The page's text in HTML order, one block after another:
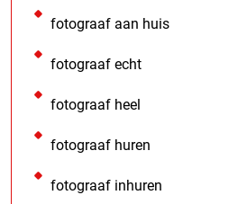
fotograaf aan huis
fotograaf echt
fotograaf heel
fotograaf huren
fotograaf inhuren